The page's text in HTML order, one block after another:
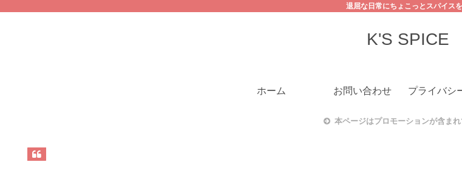
退屈な日常にちょこっとスパイスを
K'S SPICE
ホーム お問い合わせ
本ページはプロモーションが含ま